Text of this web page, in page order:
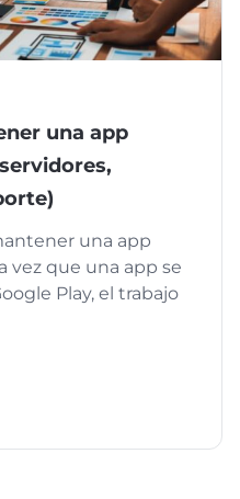
una app
una app
vez que una app se
Play, el trabajo